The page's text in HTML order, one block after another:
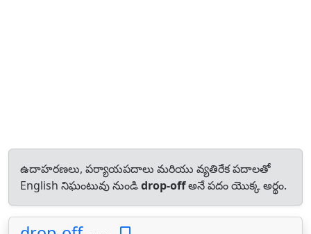
ఉదాహరణలు, పర్యాయపదాలు మరియు వ్యతిరేక పదాలతో
English నిఘంటువు నుండిdrop-offఅనే పదం యొక్క అర్థం.